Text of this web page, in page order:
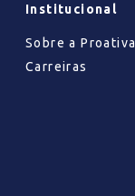
Institucional
Sobre a Proativa
Carreiras